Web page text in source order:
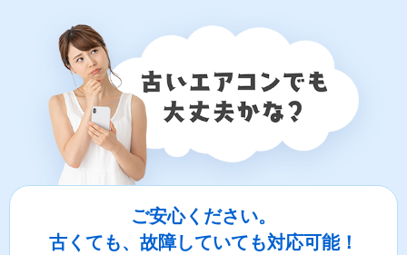
ご安心ください。
古くても、故障していても対応可能！